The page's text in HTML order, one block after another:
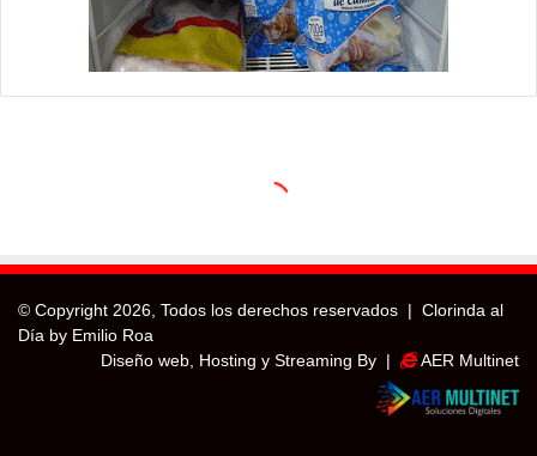
© Copyright 2026, Todos los derechos reservados | Clorinda al
Día by Emilio Roa
Diseño web, Hosting y Streaming By |
AER Multinet